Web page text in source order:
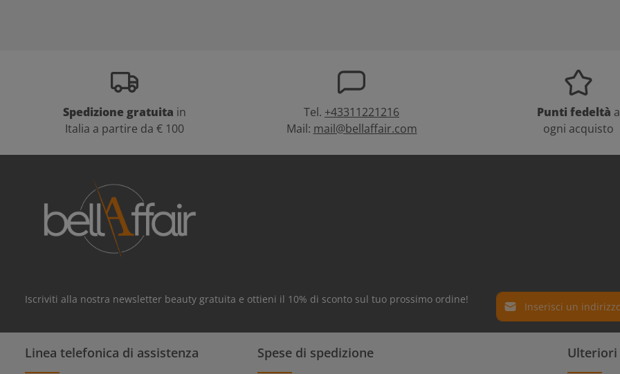
Spedizione gratuita in
Italia a partire da € 100
Tel. +43311221216
Mail: mail@bellaffair.com
Punti fedeltà a
ogni acquisto
Iscriviti alla nostra newsletter beauty gratuita e ottieni il 10% di sconto sul tuo prossimo ordine! Indirizzo e-mail*
Protez. dati
Selezionando continua
informativa sulla
I campi contrassegnati
Linea telefonica di assistenza Spese di spedizione